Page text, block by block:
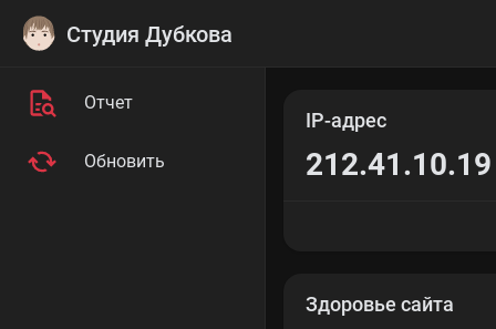
Студия Дубкова
Отчет
Обновить
IP-адрес
212.41.10.19
Здоровье сайта